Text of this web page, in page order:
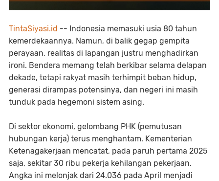
TintaSiyasi.id -- Indonesia memasuki usia 80 tahun
kemerdekaannya. Namun, di balik gegap gempita
perayaan, realitas di lapangan justru menghadirkan
ironi. Bendera memang telah berkibar selama delapan
dekade, tetapi rakyat masih terhimpit beban hidup,
generasi dirampas potensinya, dan negeri ini masih
tunduk pada hegemoni sistem asing.
Di sektor ekonomi, gelombang PHK (pemutusan
hubungan kerja) terus menghantam. Kementerian
Ketenagakerjaan mencatat, pada paruh pertama 2025
saja, sekitar 30 ribu pekerja kehilangan pekerjaan.
Angka ini melonjak dari 24.036 pada April menjadi